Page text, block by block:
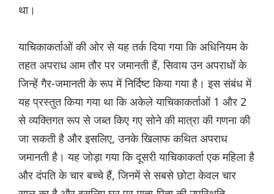
था।
याचिकाकर्ताओं की ओर से यह तर्क दिया गया कि अधिनियम के
तहत अपराध आम तौर पर जमानती हैं, सिवाय उन अपराधों के
जिन्हें गैर-जमानती के रूप में निर्दिष्ट किया गया है। इस संबंध में
यह प्रस्तुत किया गया था कि अकेले याचिकाकर्ताओं 1 और 2
से व्यक्तिगत रूप से जब्त किए गए सोने की मात्रा की गणना की
जा सकती है और इसलिए, उनके खिलाफ कथित अपराध
जमानती है। यह जोड़ा गया कि दूसरी याचिकाकर्ता एक महिला है
और दंपति के चार बच्चे हैं, जिनमें से सबसे छोटा केवल चार